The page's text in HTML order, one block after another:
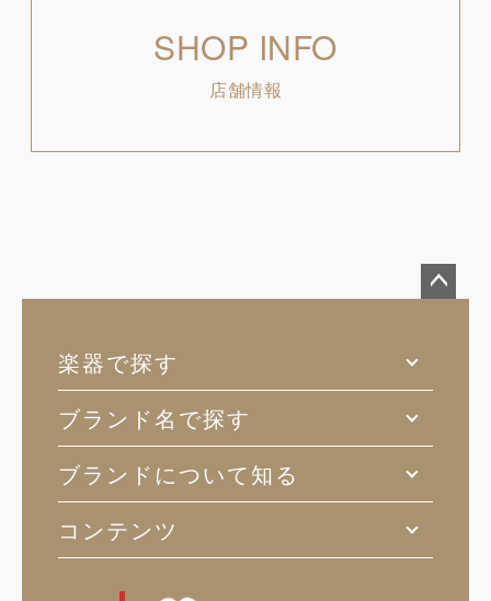
SHOP INFO
店舗情報
へ
楽器で探す
ブランド名で探す
ブランドについて知る
コンテンツ